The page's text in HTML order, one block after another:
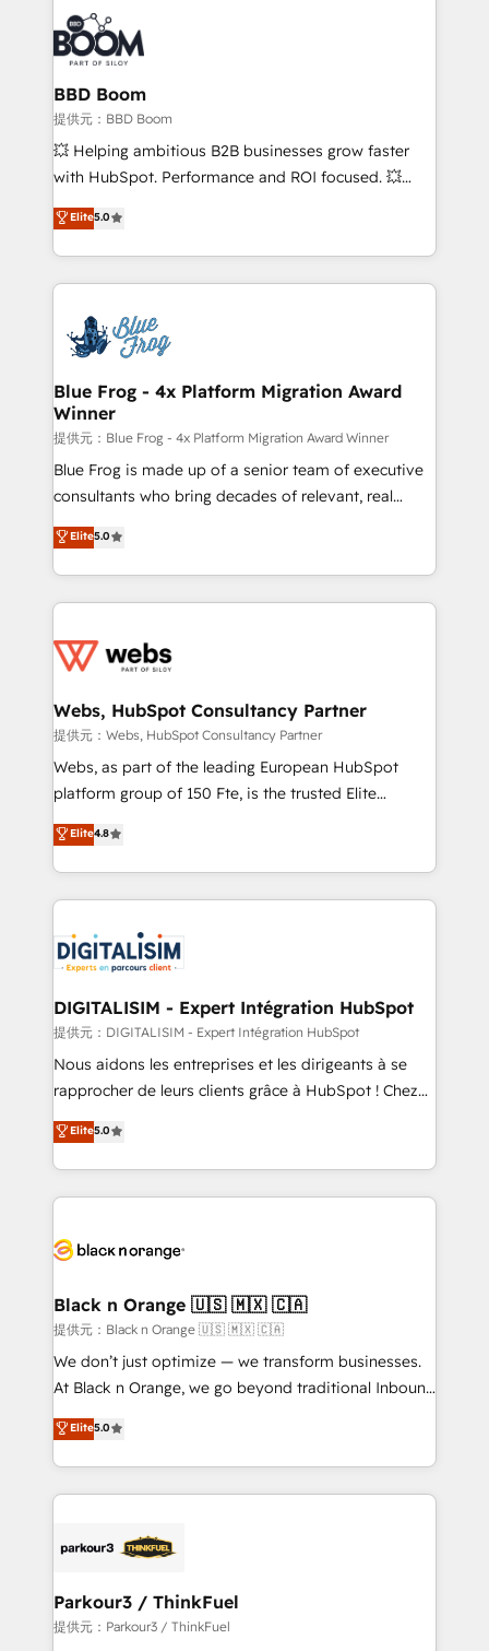
experts conseil - 150 certifications HubSpot
cumulées
revenue. ⚙️ HubSpot Integration & Optimization •
Seamless CRM, CMS, and automation setup •
Complex platform migrations and data cleanups •
Custom APIs and third-party integrations 📈 End-to-
End Revenue Acceleration • Lifecycle marketing and
pipeline growth programs • Sales enablement tools
and CRM optimization • Retention strategies with
Execution • 750+ onboardings and 2,000+
implementations • Deep expertise across marketing,
BBD Boom
提供元：BBD Boom
💥 Helping ambitious B2B businesses grow faster
with HubSpot. Performance and ROI focused. 💥
BBD Boom is the HubSpot partner that can help you
to HubSpot Better. We work with your teams to
solve all your HubSpot challenges and improve user
adoption, sales process and marketing results.
the first time 🔧 Designing and optimising your
HubSpot set-up for better results 🌐 Website design
and build using HubSpot 🔌 Integrating HubSpot
with other systems 🎓 Training your teams to be
HubSpot pros 📊 Lead generation services using
HubSpot Why us? - SIX HubSpot Accreditations -
awarded by HubSpot after a rigorous process for
Migration, Custom Integration & Platform
Enablement -Onboarded over 500 businesses to
get more from your investment in HubSpot.
www.bbdboom.com
Elite5.0
Blue Frog - 4x Platform Migration Award
Winner
提供元：Blue Frog - 4x Platform Migration Award Winner
Blue Frog is made up of a senior team of executive
consultants who bring decades of relevant, real
world experience to our client engagements. "Blue
Frog is a top, trusted partner in HubSpot's
ecosystem for a reason. Their team brings over a
decade of experience to the table, along with deep
for driving growth. They are committed to helping
their unique business needs. We are thrilled to have
Blue Frog in the HubSpot ecosystem leading the
way for customers!" - Yamini Rangan, CEO of
HubSpot “Our experience with the team at Blue Frog
of experience and quality of skilled staff has earned
them a trusted reputation within the HubSpot
clients.” - Brian Garvey, VP, Solutions Partner
Program, HubSpot.
Elite5.0
Webs, HubSpot Consultancy Partner
提供元：Webs, HubSpot Consultancy Partner
Webs, as part of the leading European HubSpot
platform group of 150 Fte, is the trusted Elite
HubSpot CRM Partner offering you a roadmap on
maximizing EBITDA and achieving Commercial
Excellence. With our targeted processes, we
strengthen your digital transformation and minimize
Implementation partner, we provide expertise to
drive your business forward. Since 2015 we are fully
dedicated to HubSpot and with an experienced
team (50+), we work with reputable companies in
B2B sectors such as manufacturing, SaaS and
business services. We prepare a customized
impact of your digital transformation, including a
detailed financial rationale with a focus on ROI and
embark on a transformational journey that sets your
business up for long-term success. Unlock your
business. If not now, when?
Elite4.8
DIGITALISIM - Expert Intégration HubSpot
提供元：DIGITALISIM - Expert Intégration HubSpot
Nous aidons les entreprises et les dirigeants à se
rapprocher de leurs clients grâce à HubSpot ! Chez
DIGITALISIM, nous avons l'intime conviction que la
réussite des entreprises passe par l’innovation web,
le marketing digital, et la relation client ! C'est
pourquoi, nos experts sont à la fois capables de
référencement, votre stratégie digitale et le pilotage
projet HubSpot avec DIGITALISIM : 🧽 Nettoyage,
migration et intégration des bases de données. 🚀
Développement des interfaces avec vos logiciels
métiers ⚙️ Configuration de la plateforme HubSpot
Book Process & Guidelines utilisateurs 🎓
Formations des utilisateurs
Elite5.0
Black n Orange 🇺🇸 🇲🇽 🇨🇦
提供元：Black n Orange 🇺🇸 🇲🇽 🇨🇦
We don’t just optimize — we transform businesses.
At Black n Orange, we go beyond traditional Inbound
Marketing with our exclusive methodologies:
BOOMS and BOOST. Together, they form a powerful
combination that has driven success for over 800
businesses worldwide. As Elite HubSpot Partners, we
strategies that integrate data-driven marketing,
companies scale faster and smarter. 🔹 BOOMS:
Demand generation for all your buyers With BOOMS,
Elite5.0
Parkour3 / ThinkFuel
提供元：Parkour3 / ThinkFuel